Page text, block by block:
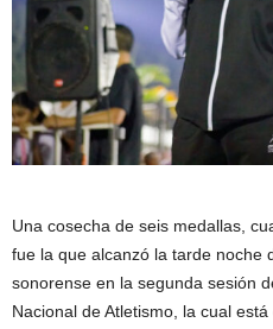
Una cosecha de seis medallas,
fue la que alcanzó la tarde noche
sonorense en la segunda sesión
Nacional de Atletismo, la cual